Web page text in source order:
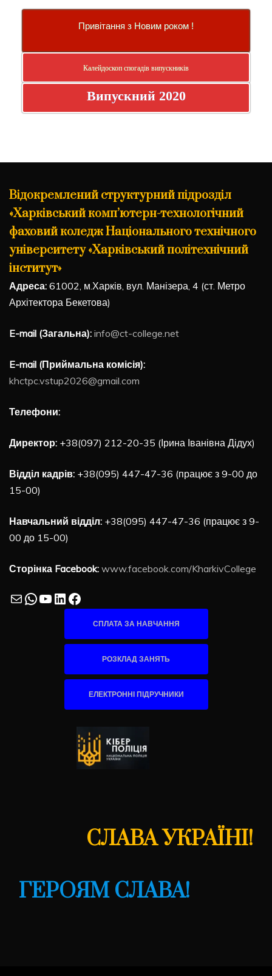
Привітання з Новим роком !
Калейдоскоп спогадів випускників
Випускний 2020
Відокремлений структурний підрозділ
«Харківський комп’ютерн-технологічний
фаховий коледж Національного технічного
університету «Харківський політехнічний
інститут»
Адреса: 61002, м.Харків, вул. Манізера, 4 (ст. Метро
Архітектора Бекетова)
E-mail (Загальна): info@ct-college.net
E-mail (Приймальна комісія):
khctpc.vstup2026@gmail.com
Телефони:
Директор: +38(097) 212-20-35 (Ірина Іванівна Дідух)
Відділ кадрів: +38(095) 447-47-36 (працює з 9-00 до
15-00)
Навчальний відділ: +38(095) 447-47-36 (працює з 9-
00 до 15-00)
Сторінка Facebook: www.facebook.com/KharkivCollege
MailWhatsApp
YouTube
LinkedIn
Facebook
СПЛАТА ЗА НАВЧАННЯ
РОЗКЛАД ЗАНЯТЬ
ЕЛЕКТРОННІ ПІДРУЧНИКИ
СЛАВА УКРАЇНІ!
ГЕРОЯМ СЛАВА!